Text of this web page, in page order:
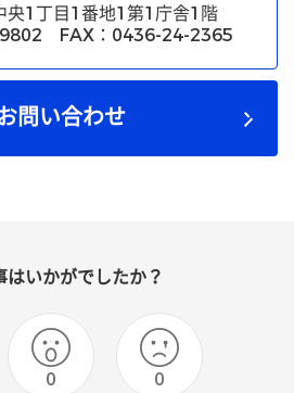
央1丁目1番地1第1庁舎1階
FAX：0436-24-2365
問い合わせ
はいかがでしたか？
0 0